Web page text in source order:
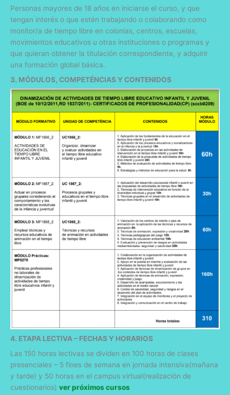
Personas mayores de 18 años en iniciarse el curso, y que
tengan interés o que estén trabajando o colaborando como
monitor/a de tiempo libre en colonias, centros, escuelas,
movimientos educativos u otras instituciones o programas y
que quieran obtener la titulación correspondiente, y adquirir
una formación global básica.
3. MÓDULOS, COMPETÉNCIAS Y CONTENIDOS
4. ETAPA LECTIVA – FECHAS Y HORARIOS
Las 150 horas lectivas se dividen en 100 horas de clases
presenciales – 5 fines de semana en jornada intensiva(mañana
y tarde) y 50 horas en el campus virtual(realización de
cuestionarios) ver próximos cursos